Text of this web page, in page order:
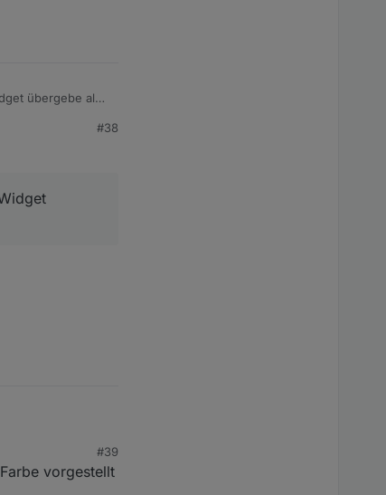
übergebe als
#38
übergebe als
#39
vorgestellt